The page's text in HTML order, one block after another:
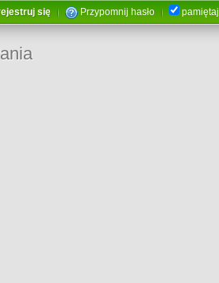
się Przypomnij hasło pamiętaj